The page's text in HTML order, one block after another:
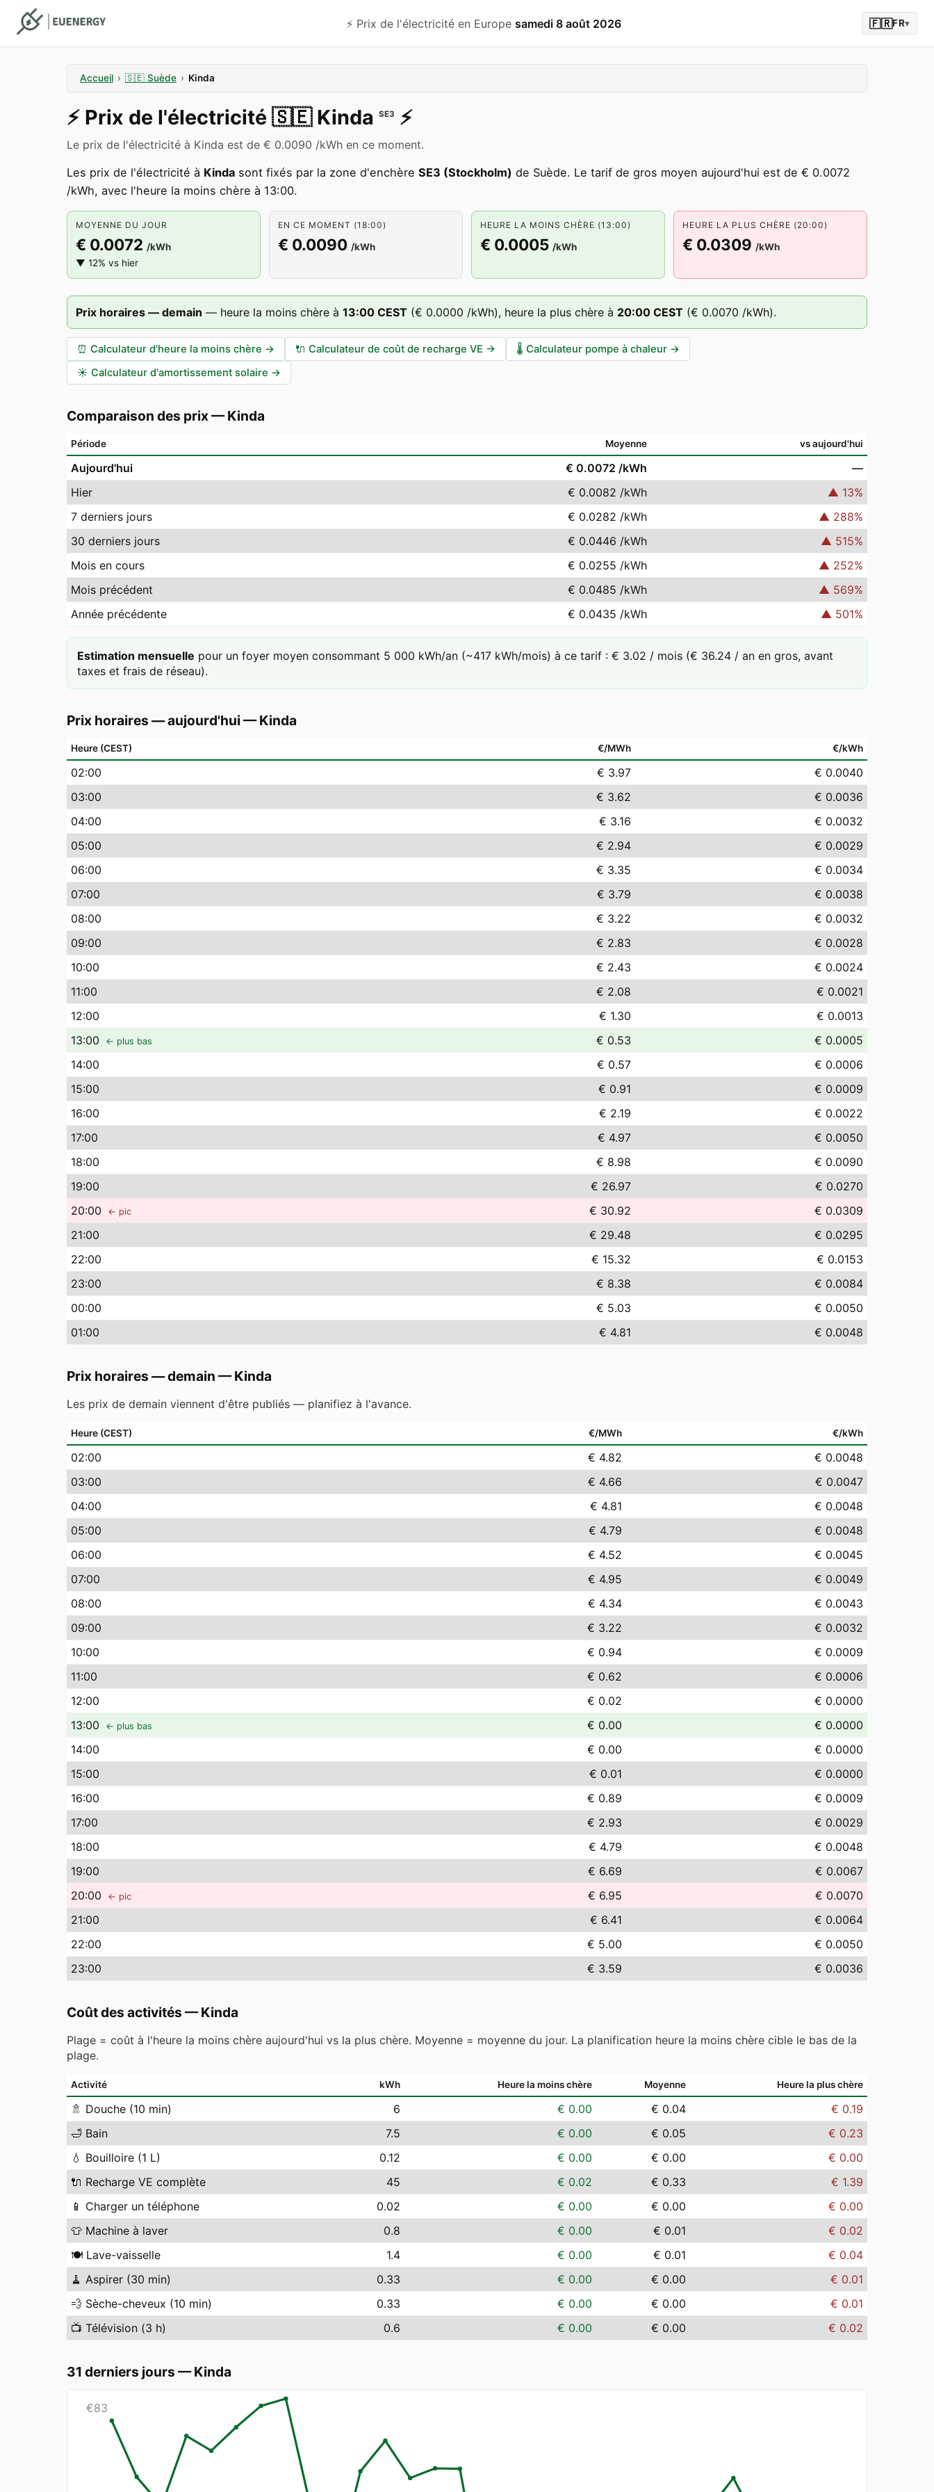
⚡️ Prix de l'électricité en Europe samedi 8 août 2026 🇫🇷FR▾
Accueil › 🇸🇪 Suède › Kinda
⚡️ Prix de l'électricité 🇸🇪 Kinda SE3 ⚡️
Le prix de l'électricité à Kinda est de € 0.0090 /kWh en ce moment.
Les prix de l'électricité à Kinda sont fixés par la zone d'enchère SE3 (Stockholm) de Suède. Le tarif de gros moyen aujourd'hui est de € 0.0072
/kWh, avec l'heure la moins chère à 13:00.
MOYENNE DU JOUR
€ 0.0072 /kWh
▼ 12% vs hier
EN CE MOMENT (18:00)
€ 0.0090 /kWh
HEURE LA MOINS CHÈRE (13:00)
€ 0.0005 /kWh
HEURE LA PLUS CHÈRE (20:00)
€ 0.0309 /kWh
Prix horaires — demain — heure la moins chère à 13:00 CEST (€ 0.0000 /kWh), heure la plus chère à 20:00 CEST (€ 0.0070 /kWh).
⏰ Calculateur d'heure la moins chère → 🔌 Calculateur de coût de recharge VE → 🌡️ Calculateur pompe à chaleur →
☀️ Calculateur d'amortissement solaire →
Comparaison des prix—Kinda
Période Moyenne vs aujourd'hui
Aujourd'hui € 0.0072 /kWh
—
Hier
€ 0.0082 /kWh ▲ 13%
7 derniers jours
€ 0.0282 /kWh ▲ 288%
30 derniers jours
€ 0.0446 /kWh ▲ 515%
Mois en cours
€ 0.0255 /kWh ▲ 252%
Mois précédent
€ 0.0485 /kWh ▲ 569%
Année précédente
€ 0.0435 /kWh ▲ 501%
Estimation mensuelle pour un foyer moyen consommant 5 000 kWh/an (~417 kWh/mois) à ce tarif : € 3.02 / mois (€ 36.24 / an en gros, avant
taxes et frais de réseau).
Prix horaires — aujourd'hui —Kinda
Heure (CEST) €/MWh €/kWh
02:00 € 3.97
€ 0.0040
03:00 € 3.62
€ 0.0036
04:00 € 3.16
€ 0.0032
05:00 € 2.94
€ 0.0029
06:00 € 3.35
€ 0.0034
07:00 € 3.79
€ 0.0038
08:00 € 3.22
€ 0.0032
09:00 € 2.83
€ 0.0028
10:00 € 2.43
€ 0.0024
11:00 € 2.08
€ 0.0021
12:00 € 1.30
€ 0.0013
13:00 ← plus bas € 0.53
€ 0.0005
14:00 € 0.57
€ 0.0006
15:00 € 0.91
€ 0.0009
16:00 € 2.19
€ 0.0022
17:00 € 4.97
€ 0.0050
18:00 € 8.98
€ 0.0090
19:00 € 26.97
€ 0.0270
20:00 ← pic € 30.92
€ 0.0309
21:00 € 29.48
€ 0.0295
22:00 € 15.32
€ 0.0153
23:00 € 8.38
€ 0.0084
00:00 € 5.03
€ 0.0050
01:00 € 4.81 € 0.0048
Prix horaires — demain —Kinda
Les prix de demain viennent d'être publiés — planifiez à l'avance.
Heure (CEST) €/MWh €/kWh
02:00 € 4.82
€ 0.0048
03:00 € 4.66
€ 0.0047
04:00 € 4.81
€ 0.0048
05:00 € 4.79
€ 0.0048
06:00 € 4.52
€ 0.0045
07:00 € 4.95
€ 0.0049
08:00 € 4.34
€ 0.0043
09:00 € 3.22
€ 0.0032
10:00 € 0.94
€ 0.0009
11:00 € 0.62
€ 0.0006
12:00 € 0.02
€ 0.0000
13:00 ← plus bas € 0.00
€ 0.0000
14:00 € 0.00
€ 0.0000
15:00 € 0.01
€ 0.0000
16:00 € 0.89
€ 0.0009
17:00 € 2.93
€ 0.0029
18:00 € 4.79
€ 0.0048
19:00 € 6.69
€ 0.0067
20:00 ← pic € 6.95
€ 0.0070
21:00 € 6.41
€ 0.0064
22:00 € 5.00
€ 0.0050
23:00 € 3.59 € 0.0036
Coût des activités —Kinda
Plage = coût à l'heure la moins chère aujourd'hui vs la plus chère. Moyenne = moyenne du jour. La planification heure la moins chère cible le bas de la
plage.
Activité kWh Heure la moins chère Moyenne Heure la plus chère
🚿 Douche (10 min) 6 € 0.00 € 0.04
€ 0.19
🛁 Bain 7.5 € 0.00 € 0.05
€ 0.23
💧 Bouilloire (1 L) 0.12 € 0.00 € 0.00
€ 0.00
🔌 Recharge VE complète 45 € 0.02 € 0.33
€ 1.39
📱 Charger un téléphone 0.02 € 0.00 € 0.00
€ 0.00
👕 Machine à laver 0.8 € 0.00 € 0.01
€ 0.02
🍽️ Lave-vaisselle 1.4 € 0.00 € 0.01
€ 0.04
🧹 Aspirer (30 min) 0.33 € 0.00 € 0.00
€ 0.01
💨 Sèche-cheveux (10 min) 0.33 € 0.00 € 0.00
€ 0.01
📺 Télévision (3 h) 0.6 € 0.00 € 0.00 € 0.02
31 derniers jours —Kinda
€83